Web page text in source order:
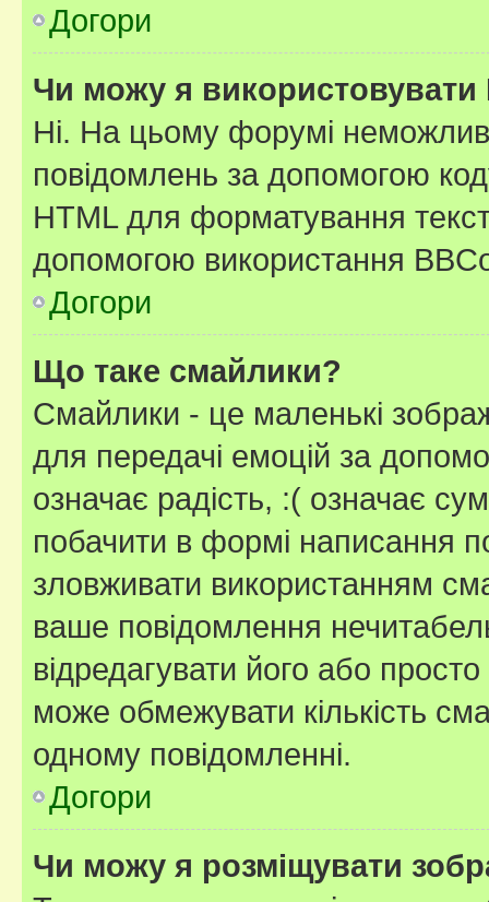
Догори
Чи можу я використовувати
Ні. На цьому форумі
повідомлень за допомогою
HTML для форматування
допомогою використання
Догори
Що таке смайлики?
Смайлики - це маленькі
для передачі емоцій за
означає радість, :( означає
побачити в формі написання
зловживати використанням
ваше повідомлення
відредагувати його або
може обмежувати кількість
одному повідомленні.
Догори
Чи можу я розміщувати